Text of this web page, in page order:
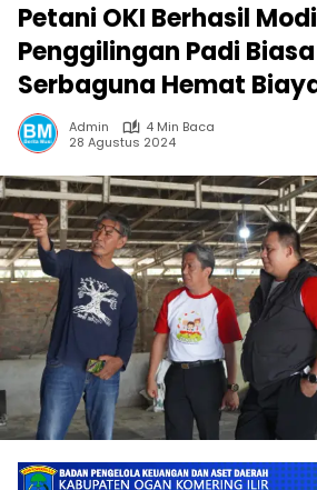
Petani OKI Berhasil
Penggilingan Padi
Serbaguna Hemat
Admin
4 Min Baca
28 Agustus 2024